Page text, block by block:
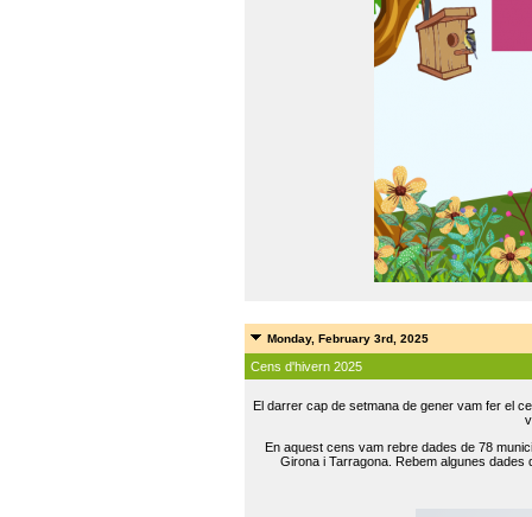
Monday, February 3rd, 2025
Cens d'hivern 2025
El darrer cap de setmana de gener vam fer el
En aquest cens vam rebre dades de 78
Girona i Tarragona. Rebem algunes